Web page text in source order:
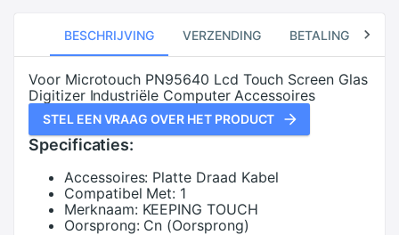
BESCHRIJVING VERZENDING BETALING
Voor Microtouch PN95640 Lcd Touch Screen Glas
Digitizer Industriële Computer Accessoires
STEL EEN VRAAG OVER HET PRODUCT
Specificaties:
Accessoires: Platte Draad Kabel
Compatibel Met: 1
Merknaam: KEEPING TOUCH
Oorsprong: Cn (Oorsprong)